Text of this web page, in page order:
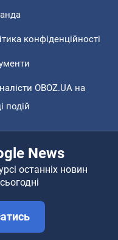
конфіденційності
OBOZ.UA на
подій
News
останніх новин